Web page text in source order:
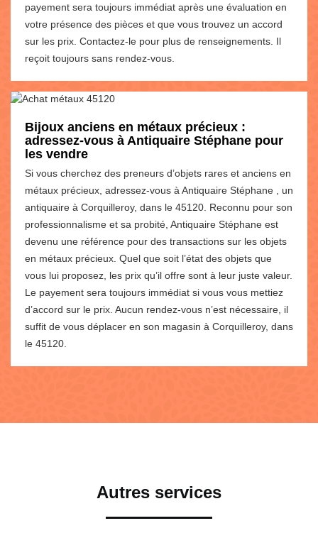
payement sera toujours immédiat après une évaluation en
votre présence des pièces et que vous trouvez un accord
sur les prix. Contactez-le pour plus de renseignements. Il
reçoit toujours sans rendez-vous.
Bijoux anciens en métaux précieux :
adressez-vous à Antiquaire Stéphane pour
les vendre
Si vous cherchez des preneurs d’objets rares et anciens en
métaux précieux, adressez-vous à Antiquaire Stéphane , un
antiquaire à Corquilleroy, dans le 45120. Reconnu pour son
professionnalisme et sa probité, Antiquaire Stéphane est
devenu une référence pour des transactions sur les objets
en métaux précieux. Quel que soit l’état des objets que
vous lui proposez, les prix qu’il offre sont à leur juste valeur.
Le payement sera toujours immédiat si vous vous mettiez
d’accord sur le prix. Aucun rendez-vous n’est nécessaire, il
suffit de vous déplacer en son magasin à Corquilleroy, dans
le 45120.
Autres services